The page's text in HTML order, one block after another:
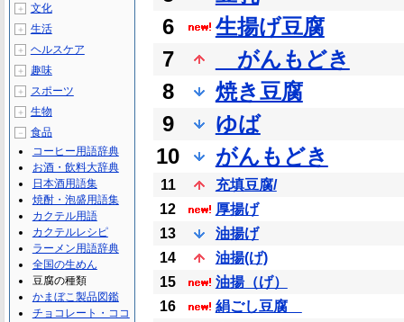
6
生揚げ豆腐
7
がんもどき
8
焼き豆腐
9
ゆば
10
がんもどき
11
充填豆腐/
12
厚揚げ
13
油揚げ
14
油揚(げ)
15
油揚（げ）
16
絹ごし豆腐
＋ 文化
＋ 生活
＋ ヘルスケア
＋ 趣味
＋ スポーツ
＋ 生物
－
食品
コーヒー用語辞典
お酒・飲料大辞典
日本酒用語集
焼酎・泡盛用語集
カクテル用語
カクテルレシピ
ラーメン用語辞典
全国の生めん
豆腐の種類
かまぼこ製品図鑑
チョコレート・ココ